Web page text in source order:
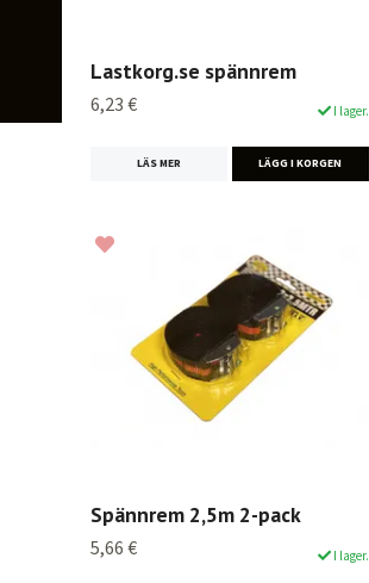
Lastkorg.se spännrem
6,23 € I lager.
LÄS MER LÄGG I KORGEN
Spännrem 2,5m 2-pack
5,66 € I lager.